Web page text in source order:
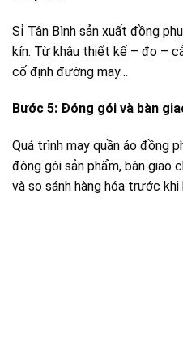
Sỉ Tân Bình sản xuất đồng
kín. Từ khâu thiết kế – đo –
cố định đường may…
Bước 5: Đóng gói và bàn
Quá trình may quần áo đồng
đóng gói sản phẩm, bàn giao
và so sánh hàng hóa trước khi